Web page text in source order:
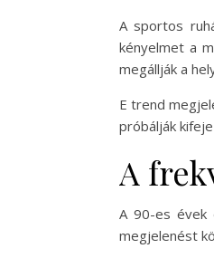
A sportos
kényelmet a
megállják a
E trend
próbálják
A
A 90-es évek
megjelenést